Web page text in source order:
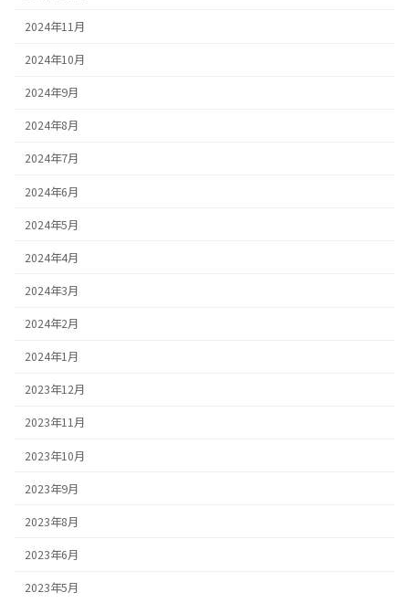
2024年11月
2024年10月
2024年9月
2024年8月
2024年7月
2024年6月
2024年5月
2024年4月
2024年3月
2024年2月
2024年1月
2023年12月
2023年11月
2023年10月
2023年9月
2023年8月
2023年6月
2023年5月